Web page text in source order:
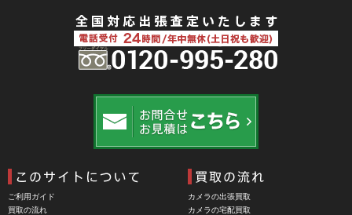
Bolsey（ボルシー）
BRAUN（ブラウン）
BUFFALO（バッファロー）
Cam Caddie（カムキャディ）
Carhartt（カーハート）
Carl Zeiss Jena（カールツアイスイエナ）
ご利用ガイド
買取の流れ
カメラの出張買取
カメラの宅配買取